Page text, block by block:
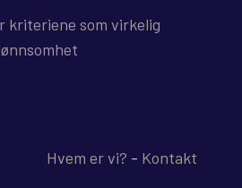
kriteriene som virkelig
Hvem er vi? - Kontakt